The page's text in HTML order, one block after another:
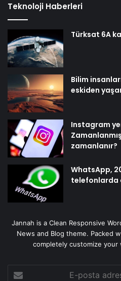
Teknoloji Haberleri
Türksat 6A
Bilim
eskiden
Instagram
zamanlanır?
WhatsApp,
telefonlarda
Jannah is a Clean Responsive
News and Blog theme. Packed
completely customize